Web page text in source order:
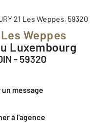
Les Weppes
Luxembourg
- 59320
un message
à l'agence